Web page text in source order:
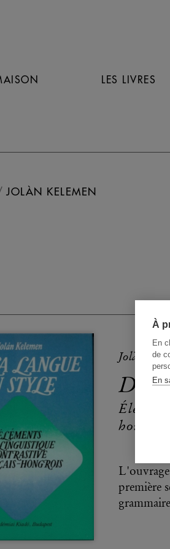
À
En
de
En
LES LIVRES
JOLÀN KELEMEN
Jolàn
De
hongrois
L'ouvrage
première